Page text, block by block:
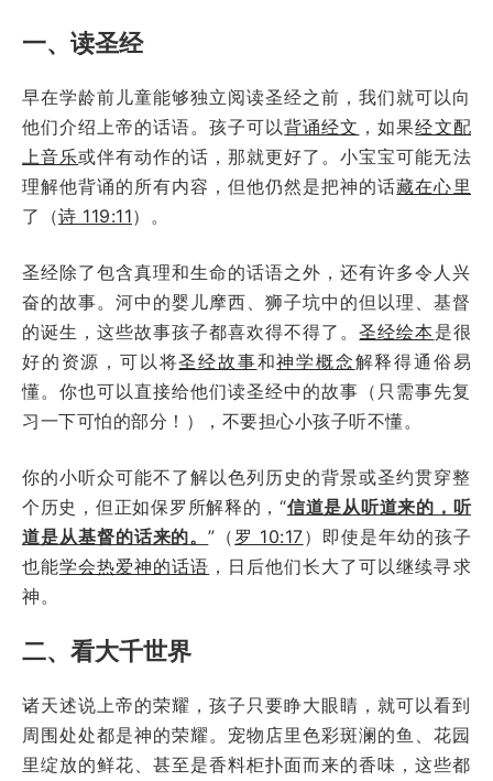
一、读圣经
早在学龄前儿童能够独立阅读圣经之前，我们就可以向
他们介绍上帝的话语。孩子可以背诵经文 ，如果经文配
上音乐或伴有动作的话，那就更好了。小宝宝可能无法
理解他背诵的所有内容，但他仍然是把神的话藏在心里
了（诗 119:11）。
圣经除了包含真理和生命的话语之外，还有许多令人兴
奋的故事。河中的婴儿摩西、狮子坑中的但以理、基督
的诞生，这些故事孩子都喜欢得不得了。圣经绘本 是很
好的资源，可以将圣经故事和神学概念解释得通俗易
懂。你也可以直接给他们读圣经中的故事（只需事先复
习一下可怕的部分！），不要担心小孩子听不懂。
你的小听众可能不了解以色列历史的背景或圣约贯穿整
个历史，但正如保罗所解释的，“信道是从听道来的，听
道是从基督的话来的。”（ 罗 10:17）即使是年幼的孩子
也能学会热爱神的话语 ，日后他们长大了可以继续寻求
神。
二、看大千世界
诸天述说上帝的荣耀，孩子只要睁大眼睛，就可以看到
周围处处都是神的荣耀。宠物店里色彩斑澜的鱼、花园
里绽放的鲜花、甚至是香料柜扑面而来的香味，这些都